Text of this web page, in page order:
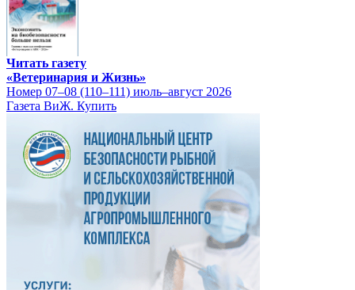
Читать газету
«Ветеринария и Жизнь»
Номер 07–08 (110–111) июль–август 2026
Газета ВиЖ. Купить